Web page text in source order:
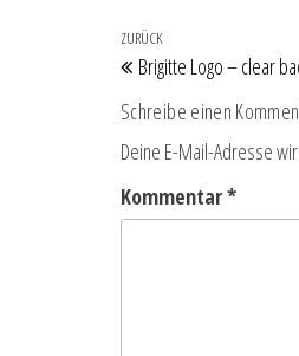
Beitragsnavigation
Vorheriger Beitrag
ZURÜCK
Brigitte Logo – clear
Schreibe einen
Deine E-Mail-Adresse
Kommentar*